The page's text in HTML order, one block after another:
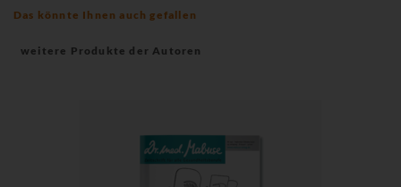
Das könnte Ihnen auch gefallen
weitere Produkte der Autoren